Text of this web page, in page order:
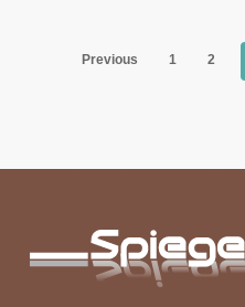
Previous 1 2